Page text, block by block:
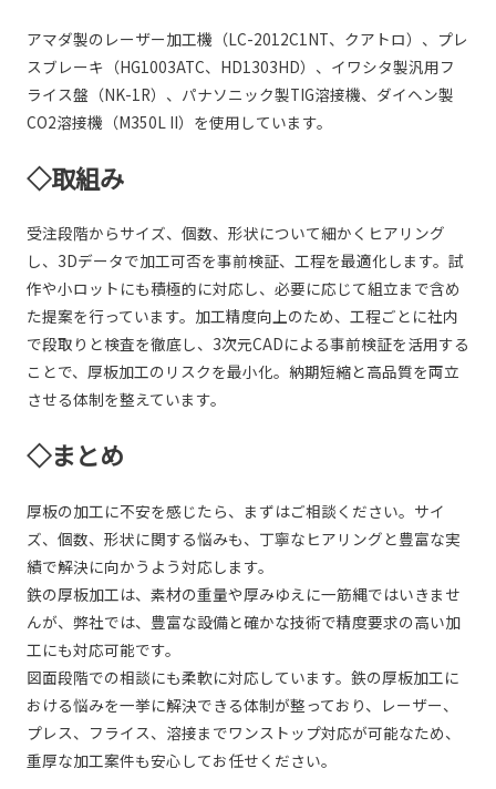
アマダ製のレーザー加工機（LC-2012C1NT、クアトロ）、プレ
スブレーキ（HG1003ATC、HD1303HD）、イワシタ製汎用フ
ライス盤（NK-1R）、パナソニック製TIG溶接機、ダイヘン製
CO2溶接機（M350L II）を使用しています。
◇取組み
受注段階からサイズ、個数、形状について細かくヒアリング
し、3Dデータで加工可否を事前検証、工程を最適化します。試
作や小ロットにも積極的に対応し、必要に応じて組立まで含め
た提案を行っています。加工精度向上のため、工程ごとに社内
で段取りと検査を徹底し、3次元CADによる事前検証を活用する
ことで、厚板加工のリスクを最小化。納期短縮と高品質を両立
させる体制を整えています。
◇まとめ
厚板の加工に不安を感じたら、まずはご相談ください。サイ
ズ、個数、形状に関する悩みも、丁寧なヒアリングと豊富な実
績で解決に向かうよう対応します。
鉄の厚板加工は、素材の重量や厚みゆえに一筋縄ではいきませ
んが、弊社では、豊富な設備と確かな技術で精度要求の高い加
工にも対応可能です。
図面段階での相談にも柔軟に対応しています。鉄の厚板加工に
おける悩みを一挙に解決できる体制が整っており、レーザー、
プレス、フライス、溶接までワンストップ対応が可能なため、
重厚な加工案件も安心してお任せください。